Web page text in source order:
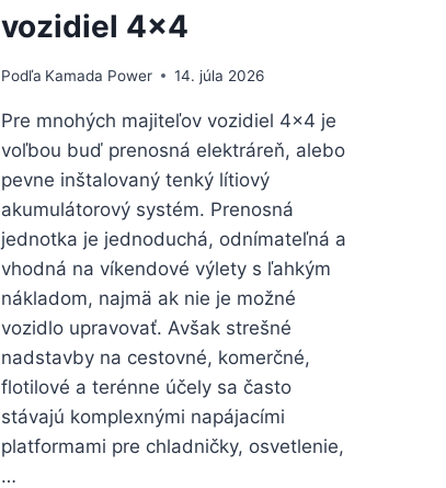
vozidiel 4×4
Podľa Kamada Power 14. júla 2026
Pre mnohých majiteľov vozidiel 4×4 je
voľbou buď prenosná elektráreň, alebo
pevne inštalovaný tenký lítiový
akumulátorový systém. Prenosná
jednotka je jednoduchá, odnímateľná a
vhodná na víkendové výlety s ľahkým
nákladom, najmä ak nie je možné
vozidlo upravovať. Avšak strešné
nadstavby na cestovné, komerčné,
flotilové a terénne účely sa často
stávajú komplexnými napájacími
platformami pre chladničky, osvetlenie,
…